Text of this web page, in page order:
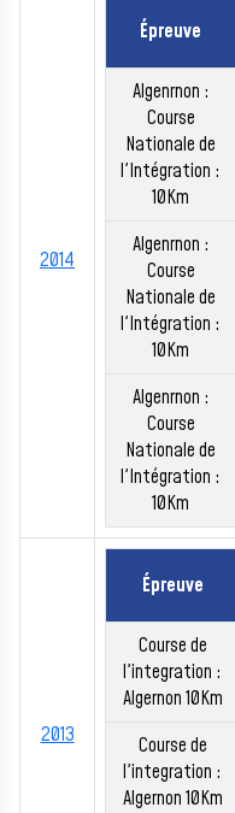
2014
Épreuve
Algenrnon :
Course
Nationale de
l'Intégration :
10Km
Algenrnon :
Course
Nationale de
l'Intégration :
10Km
Algenrnon :
Course
Nationale de
l'Intégration :
10Km
2013
Épreuve
Course de
l'integration :
Algernon 10Km
Course de
l'integration :
Algernon 10Km